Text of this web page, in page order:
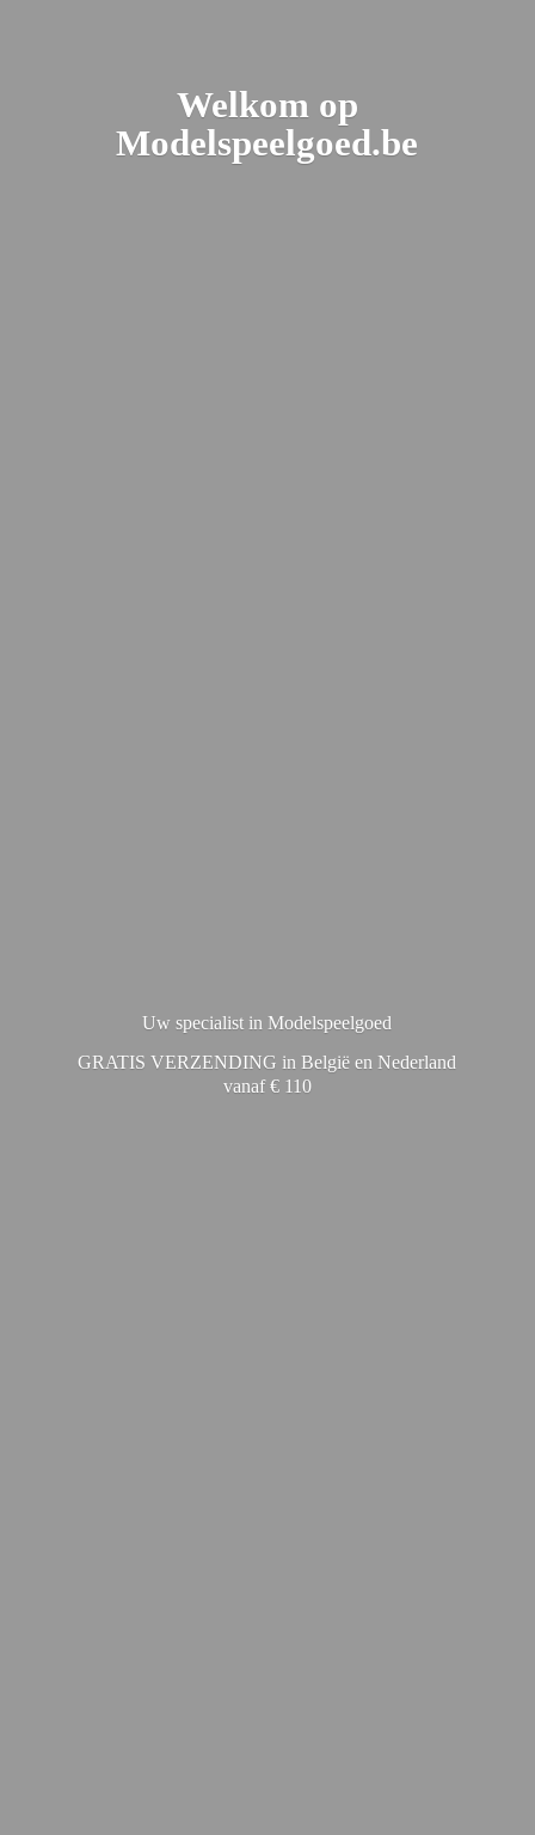
Welkom op
Modelspeelgoed.be
Uw specialist in Modelspeelgoed
GRATIS VERZENDING in België en Nederland
vanaf € 110